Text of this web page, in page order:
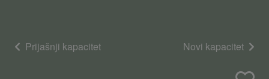
Prijašnji kapacitet Novi kapacitet